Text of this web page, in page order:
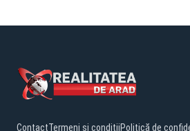
ContactTermeni și condițiiPolitică de